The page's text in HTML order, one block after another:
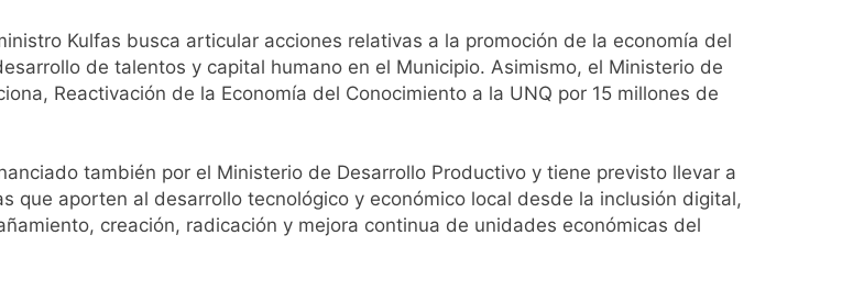
Central de Vicente López
Kulfas busca articular acciones relativas a la promoción de la economía del
de talentos y capital humano en el Municipio. Asimismo, el Ministerio de
Reactivación de la Economía del Conocimiento a la UNQ por 15 millones de
también por el Ministerio de Desarrollo Productivo y tiene previsto llevar a
que aporten al desarrollo tecnológico y económico local desde la inclusión digital,
creación, radicación y mejora continua de unidades económicas del